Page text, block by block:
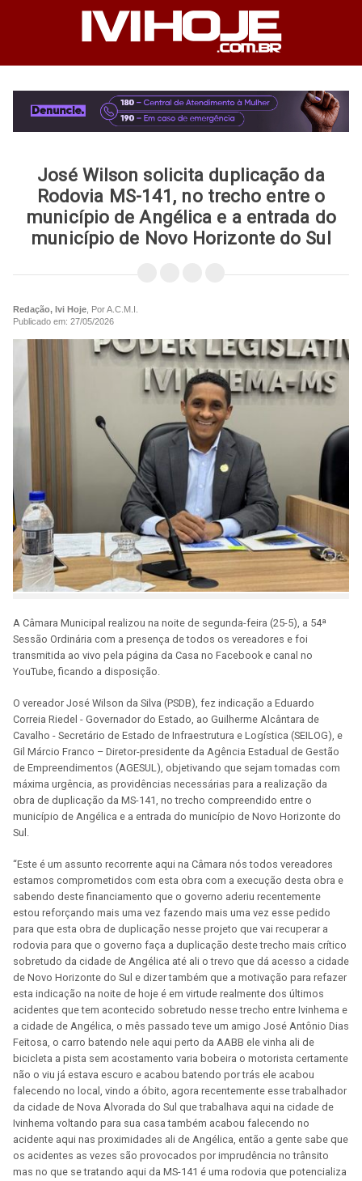
José Wilson solicita duplicação da
Rodovia MS-141, no trecho entre o
município de Angélica e a entrada do
município de Novo Horizonte do Sul
Redação, Ivi Hoje , Por A.C.M.I.
Publicado em: 27/05/2026
A Câmara Municipal realizou na noite de segunda-feira (25-5), a 54ª
Sessão Ordinária com a presença de todos os vereadores e foi
transmitida ao vivo pela página da Casa no Facebook e canal no
YouTube, ficando a disposição.
O vereador José Wilson da Silva (PSDB), fez indicação a Eduardo
Correia Riedel - Governador do Estado, ao Guilherme Alcântara de
Cavalho - Secretário de Estado de Infraestrutura e Logística (SEILOG), e
Gil Márcio Franco – Diretor-presidente da Agência Estadual de Gestão
de Empreendimentos (AGESUL), objetivando que sejam tomadas com
máxima urgência, as providências necessárias para a realização da
obra de duplicação da MS-141, no trecho compreendido entre o
município de Angélica e a entrada do município de Novo Horizonte do
Sul.
“Este é um assunto recorrente aqui na Câmara nós todos vereadores
estamos comprometidos com esta obra com a execução desta obra e
sabendo deste financiamento que o governo aderiu recentemente
estou reforçando mais uma vez fazendo mais uma vez esse pedido
para que esta obra de duplicação nesse projeto que vai recuperar a
rodovia para que o governo faça a duplicação deste trecho mais crítico
sobretudo da cidade de Angélica até ali o trevo que dá acesso a cidade
de Novo Horizonte do Sul e dizer também que a motivação para refazer
esta indicação na noite de hoje é em virtude realmente dos últimos
acidentes que tem acontecido sobretudo nesse trecho entre Ivinhema e
a cidade de Angélica, o mês passado teve um amigo José Antônio Dias
Feitosa, o carro batendo nele aqui perto da AABB ele vinha ali de
bicicleta a pista sem acostamento varia bobeira o motorista certamente
não o viu já estava escuro e acabou batendo por trás ele acabou
falecendo no local, vindo a óbito, agora recentemente esse trabalhador
da cidade de Nova Alvorada do Sul que trabalhava aqui na cidade de
Ivinhema voltando para sua casa também acabou falecendo no
acidente aqui nas proximidades ali de Angélica, então a gente sabe que
os acidentes as vezes são provocados por imprudência no trânsito
mas no que se tratando aqui da MS-141 é uma rodovia que potencializa